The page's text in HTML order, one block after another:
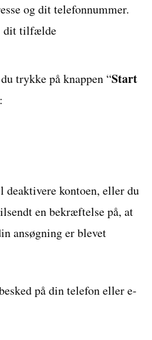
og dit telefonnummer.
dit tilfælde
trykke på knappen “Start
kontoen, eller du
en bekræftelse på, at
ansøgning er blevet
på din telefon eller e-